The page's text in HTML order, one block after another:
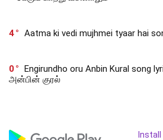
4 Aatma ki vedi mujhmei tyaar hai
0
Engirundho oru Anbin Kural song
அன்பின் குரல்
Install